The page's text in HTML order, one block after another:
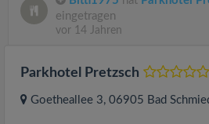
eingetragen
vor 14 Jahren
Parkhotel Pretzsch
Goetheallee 3, 06905 Bad